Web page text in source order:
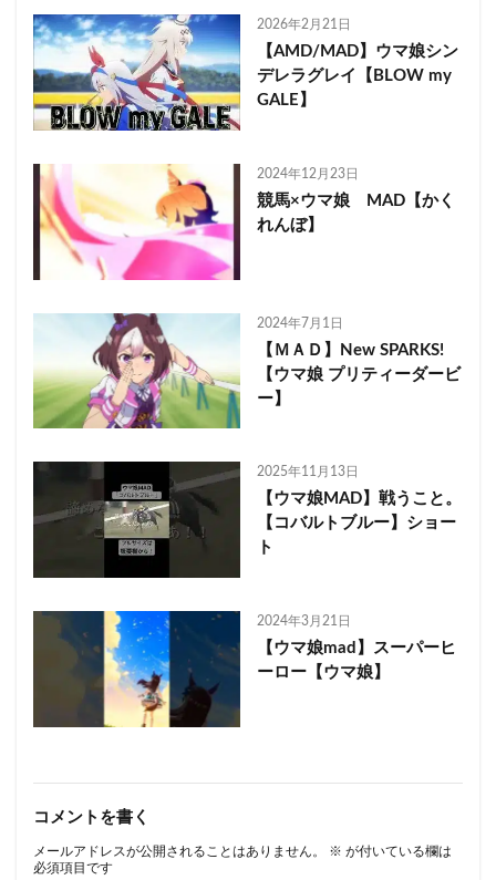
2026年2月21日
【AMD/MAD】ウマ娘シン
デレラグレイ【BLOW my
GALE】
2024年12月23日
競馬×ウマ娘 MAD【かく
れんぼ】
2024年7月1日
【ＭＡＤ】New SPARKS!
【ウマ娘 プリティーダービ
ー】
2025年11月13日
【ウマ娘MAD】戦うこと。
【コバルトブルー】ショー
ト
2024年3月21日
【ウマ娘mad】スーパーヒ
ーロー【ウマ娘】
コメントを書く
メールアドレスが公開されることはありません。 ※ が付いている欄は
必須項目です